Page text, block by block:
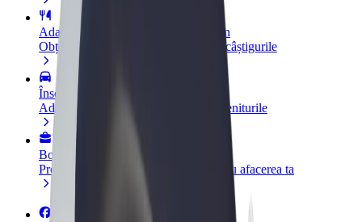
Adaugă un restaurant sau un magazin
Obține mai mulți clienți și mărește-ți câștigurile
Înscrie-te ca proprietar de flotă
Adaugă-ți flota la Bolt și mărește-ți veniturile
Bolt for Business
Produse și servicii Bolt adaptate pentru afacerea ta